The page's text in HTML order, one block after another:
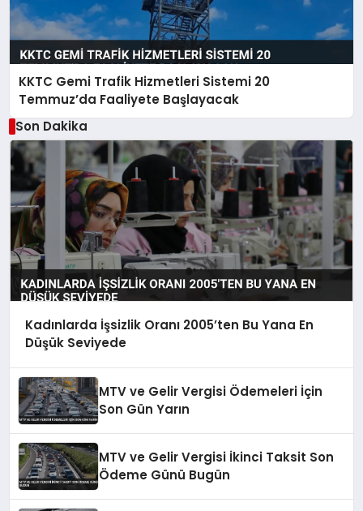
KKTC Gemi Trafik Hizmetleri Sistemi 20
Temmuz’da Faaliyete Başlayacak
Son Dakika
Kadınlarda İşsizlik Oranı 2005’ten Bu Yana En
Düşük Seviyede
MTV ve Gelir Vergisi Ödemeleri İçin
Son Gün Yarın
MTV ve Gelir Vergisi İkinci Taksit Son
Ödeme Günü Bugün